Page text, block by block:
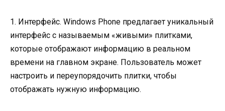
1. Интерфейс. Windows Phone предлагает уникальный
интерфейс с называемым «живыми» плитками,
которые отображают информацию в реальном
времени на главном экране. Пользователь может
настроить и переупорядочить плитки, чтобы
отображать нужную информацию.